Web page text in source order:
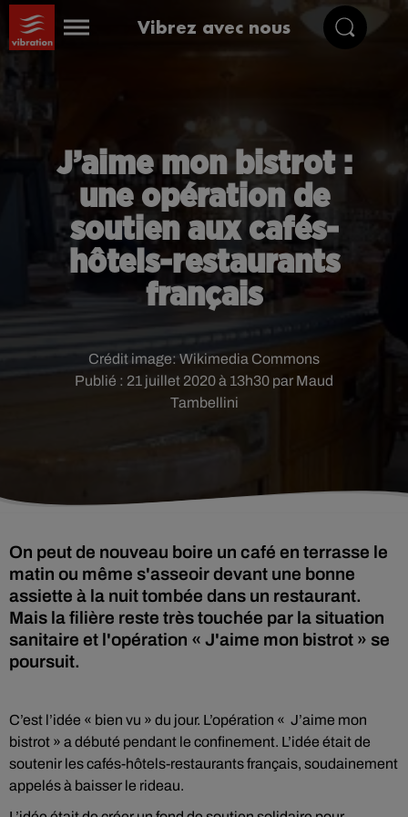
Vibrez avec nous
J’aime mon bistrot :
une opération de
soutien aux cafés-
hôtels-restaurants
français
Publié : 21 juillet 2020 à 13h30 par Maud
Tambellini
Crédit image: Wikimedia Commons
On peut de nouveau boire un café en terrasse le
matin ou même s'asseoir devant une bonne
assiette à la nuit tombée dans un restaurant.
Mais la filière reste très touchée par la situation
sanitaire et l'opération « J'aime mon bistrot » se
poursuit.
C’est l’idée « bien vu » du jour. L’opération « J’aime mon
bistrot » a débuté pendant le confinement. L’idée était de
soutenir les cafés-hôtels-restaurants français, soudainement
appelés à baisser le rideau.